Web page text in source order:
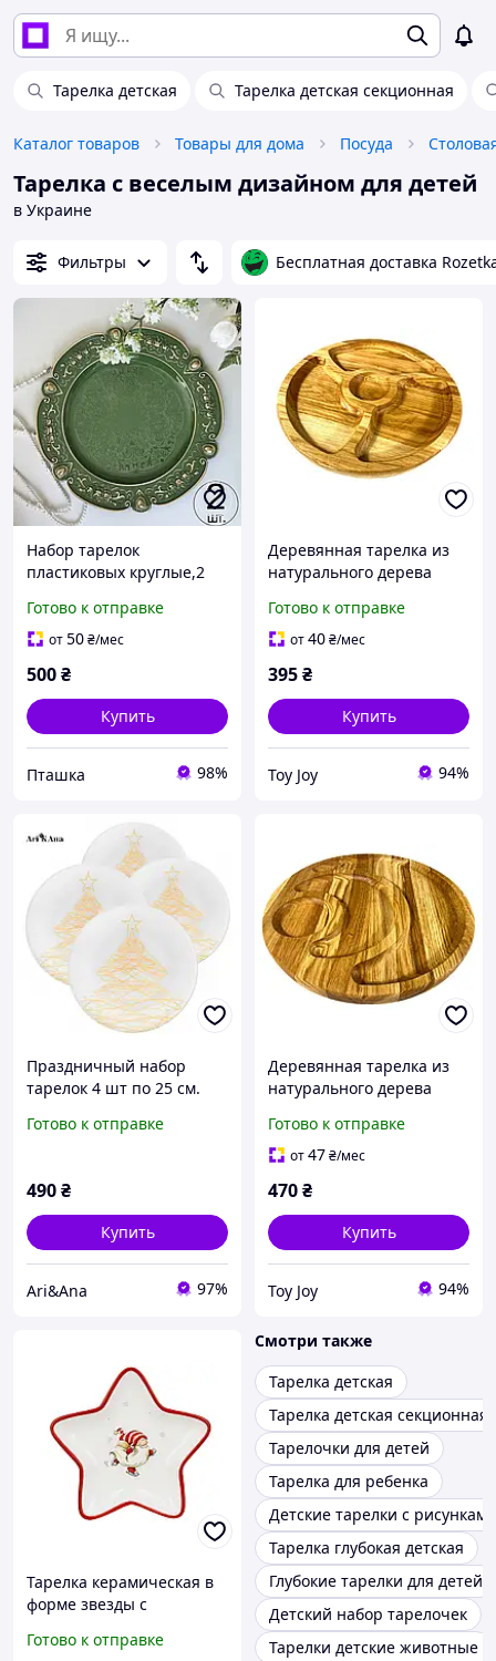
Тарелка детская Тарелка детская секционная
Каталог товаров Товары для дома Посуда
Тарелка с веселым дизайном для детей
в Украине
Фильтры Бесплатная доставка
Набор тарелок
пластиковых круглые,2
сервировки стола 33
см,многоразовые,зелёны
Готово к отправке
от50₴/мес
500₴
Купить
Пташка 98%
Деревянная тарелка из
натурального дерева
см, тарелка для закусок
Готово к отправке
от40₴/мес
395₴
Купить
Toy Joy 94%
Праздничный набор
тарелок 4 шт по 25 см.
новогодним дизайном
рождественского с
Готово к отправке
490₴
Купить
Ari&Ana 97%
Деревянная тарелка из
натурального дерева
см, тарелка для закусок
Готово к отправке
от47₴/мес
470₴
Купить
Toy Joy 94%
Тарелка керамическая в
форме звезды с
Веселый гном, D21.5*2см
Готово к отправке
Смотри также
Тарелка детская
Тарелка детская секционная
Тарелочки для детей
Тарелка для ребенка
Детские тарелки с рисунками
Тарелка глубокая детская
Глубокие тарелки для детей
Детский набор тарелочек
Тарелки детские животные